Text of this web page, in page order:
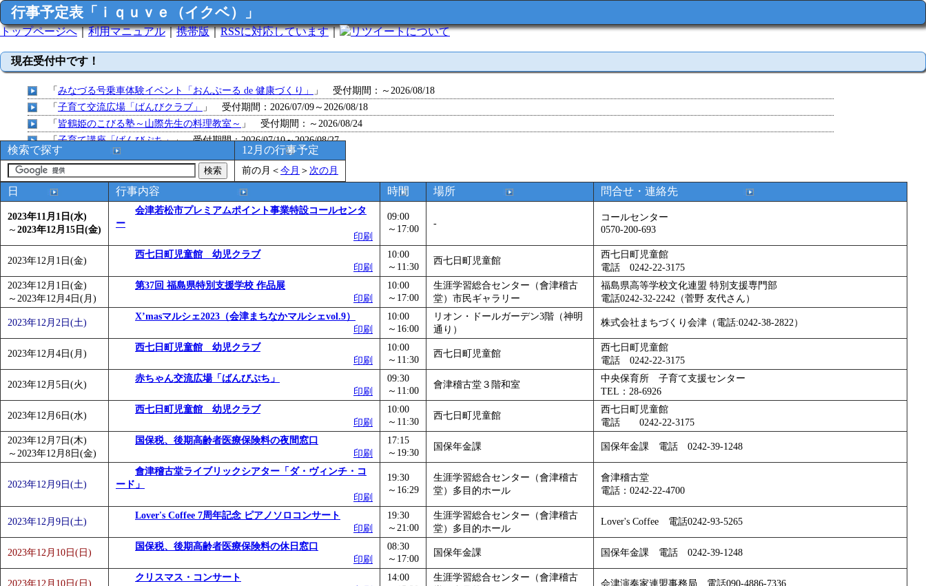
行事予定表「ｉｑｕｖｅ（イクベ）」
トップページへ｜利用マニュアル｜携帯版｜RSSに対応しています｜ について
現在受付中です！
「みなづる号乗車体験イベント「おんぷーる de 健康づくり」
」 受付期間：～2026/08/18
「子育て交流広場「ばんびクラブ」
」 受付期間：2026/07/09～2026/08/18
「皆鶴姫のこびる塾～山際先生の料理教室～ 」 受付期間：～2026/08/24
「子育て講座「ばんびぷち」」 受付期間：2026/07/10～2026/08/27
「 子育て交流広場「ばんびクラブ」
」 受付期間：2026/07/13～2026/08/28
「子育て交流広場「ばんびクラブ」
」 受付期間：2026/08/10～2026/09/01
「 赤ちゃん子育て講座「ばんびぷち」
」 受付期間：2026/08/10～2026/09/07
赤ちゃん子育て講座「ばんびぷち」 」 受付期間：2026/08/10～2026/09/11
「まだまだ暑い！コミプの夏！！第11回 水中レクリエーション 障害物競争でお土産をゲットせよ！
」 受付期間：～2026/09/13
」 受付期間：～2026/09/14
「子育て交流広場「ばんびクラブ」 」 受付期間：2026/08/10～2026/09/15
」 受付期間：2026/08/10～2026/09/28
「みなづる号乗車体験イベント「おんぷーる de 健康づくり」
」 受付期間：～2026/09/29
「堂島地区歴史ウオークの参加者を募集します」 受付期間：～2026/09/30
「みなづる号乗車体験イベント「おんぷーる de 健康づくり」」 受付期間：～2026/11/05
「皆鶴姫のこびる塾～山際先生の料理教室～」 受付期間：～2026/11/30
「みなづる号乗車体験イベント「おんぷーる de 健康づくり」 」 受付期間：～2026/12/03
検索で探す 12月の行事予定
前の月 ＜今月 ＞ 次の月
日 行事内容 時間 場所 問合せ・連絡先
2023年11月1日(水)
～2023年12月15日(金)
会津若松市プレミアムポイント事業特設コールセンタ
ー
印刷
09:00
～17:00
-
コールセンター
0570-200-693
2023年12月1日(金)
西七日町児童館 幼児クラブ
印刷
10:00
～11:30
西七日町児童館
西七日町児童館
電話 0242-22-3175
2023年12月1日(金)
～ 2023年12月4日(月)
第37回 福島県特別支援学校 作品展
印刷
10:00
～17:00
生涯学習総合センター（會津稽古
堂）市民ギャラリー
福島県高等学校文化連盟 特別支援専門部
電話0242-32-2242（菅野 友代さん）
2023年12月2日(土)
X’masマルシェ2023（会津まちなかマルシェvol.9）
印刷
10:00
～16:00
リオン・ドールガーデン3階（神明
通り）
株式会社まちづくり会津（電話:0242-38-2822）
2023年12月4日(月)
西七日町児童館 幼児クラブ
印刷
10:00
～11:30
西七日町児童館
西七日町児童館
電話 0242-22-3175
2023年12月5日(火)
赤ちゃん交流広場「ばんびぷち」
印刷
09:30
～11:00
會津稽古堂３階和室
中央保育所 子育て支援センター
TEL：28-6926
2023年12月6日(水)
西七日町児童館 幼児クラブ
印刷
10:00
～11:30
西七日町児童館
西七日町児童館
電話 0242-22-3175
2023年12月7日(木)
～ 2023年12月8日(金)
国保税、後期高齢者医療保険料の夜間窓口
印刷
17:15
～19:30
国保年金課 国保年金課 電話 0242-39-1248
2023年12月9日(土)
會津稽古堂ライブリックシアター「ダ・ヴィンチ・コ
ード」
印刷
19:30
～16:29
生涯学習総合センター（會津稽古
堂）多目的ホール
會津稽古堂
電話：0242-22-4700
2023年12月9日(土)
Lover's Coffee 7周年記念 ピアノソロコンサート
印刷
19:30
～21:00
生涯学習総合センター（會津稽古
堂）多目的ホール
Lover's Coffee 電話0242-93-5265
2023年12月10日(日)
国保税、後期高齢者医療保険料の休日窓口
印刷
08:30
～17:00
国保年金課 国保年金課 電話 0242-39-1248
2023年12月10日(日)
クリスマス・コンサート
14:00
生涯学習総合センター（會津稽古
会津演奏家連盟事務局 電話090-4886-7336